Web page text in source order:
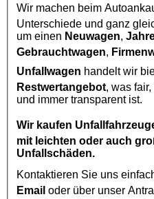
Wir machen beim
Unterschiede und ganz gleich ob es sich
um einen Neuwagen,
Gebrauchtwagen,
Unfallwagen
Restwertangebot, was
und immer transparent ist.
Wir kaufen
mit leichten oder auch
Unfallschäden.
Kontaktieren Sie uns
Email oder über unser